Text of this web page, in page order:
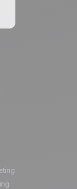
Adresse und